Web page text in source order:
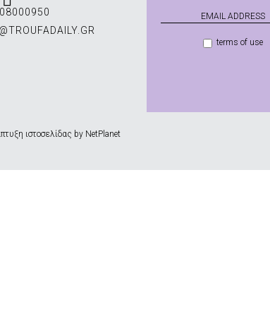
terms of use
ιστοσελίδας by NetPlanet